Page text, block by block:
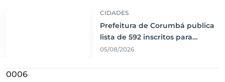
CIDADES
Prefeitura de Corumbá publica
lista de 592 inscritos para
seleção de Técnicos de Apoio
05/08/2026
0006